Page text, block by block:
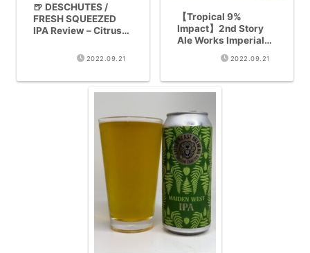
🍺 DESCHUTES /
FRESH SQUEEZED
IPA Review – Citrus
Veteran Brewery
2022.09.21
【Tropical 9%
Impact】2nd Story
Ale Works Imperial
New England IPA
2022.09.21